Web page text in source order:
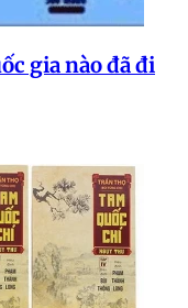
gia nào đã đi